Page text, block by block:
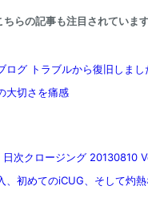
ちらの記事も注目されていま
ログ トラブルから復旧しま
大切さを痛感
日次クロージング 20130810
、初めてのiCUG、そして灼熱